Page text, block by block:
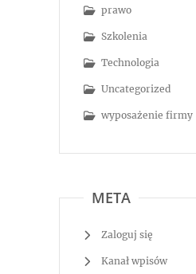
prawo
Szkolenia
Technologia
Uncategorized
wyposażenie firmy
META
Zaloguj się
Kanał wpisów